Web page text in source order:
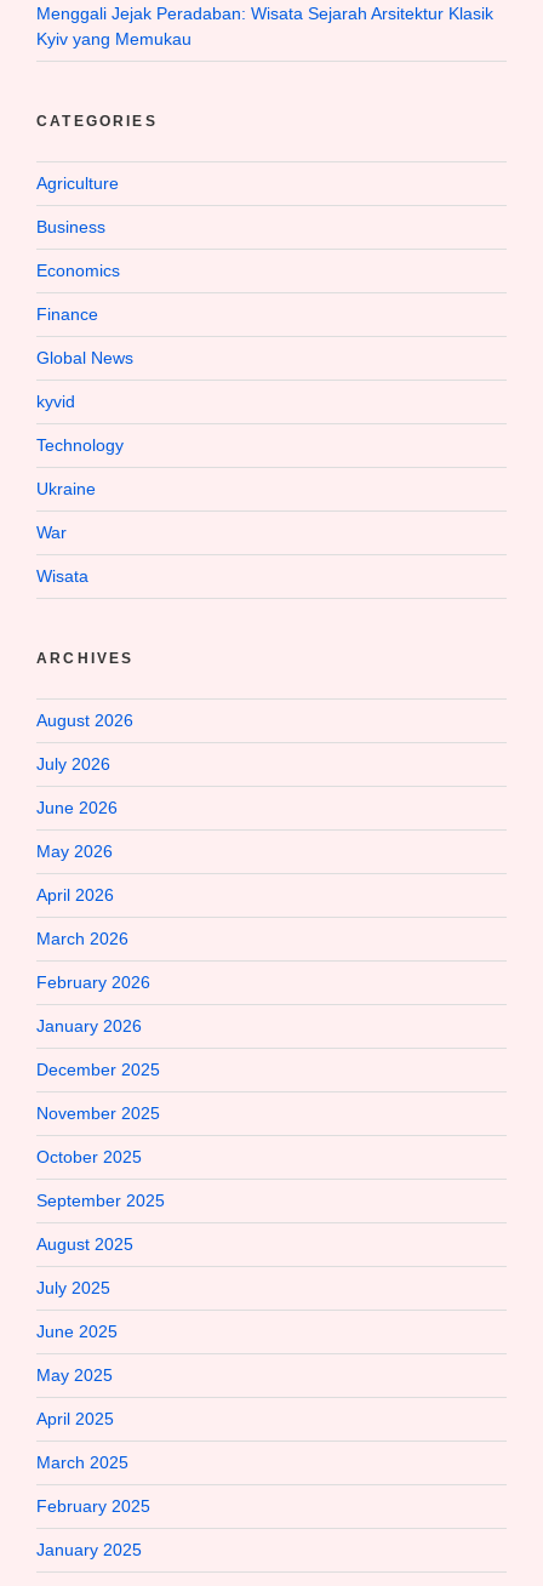
Menggali Jejak Peradaban: Wisata Sejarah Arsitektur Klasik
Kyiv yang Memukau
CATEGORIES
Agriculture
Business
Economics
Finance
Global News
kyvid
Technology
Ukraine
War
Wisata
ARCHIVES
August 2026
July 2026
June 2026
May 2026
April 2026
March 2026
February 2026
January 2026
December 2025
November 2025
October 2025
September 2025
August 2025
July 2025
June 2025
May 2025
April 2025
March 2025
February 2025
January 2025